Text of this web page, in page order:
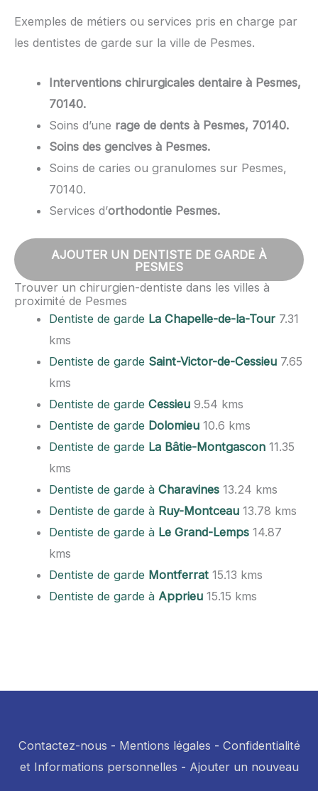
Exemples de métiers ou services pris en charge par
les dentistes de garde sur la ville de Pesmes.
Interventions chirurgicales dentaire à Pesmes,
70140.
Soins d’une rage de dents à Pesmes, 70140.
Soins des gencives à Pesmes.
Soins de caries ou granulomes sur Pesmes,
70140.
Services d’orthodontie Pesmes.
AJOUTER UN DENTISTE DE GARDE À
PESMES
Trouver un chirurgien-dentiste dans les villes à
proximité de Pesmes
Dentiste de garde La Chapelle-de-la-Tour 7.31
kms
Dentiste de garde Saint-Victor-de-Cessieu 7.65
kms
Dentiste de gardeCessieu 9.54 kms
Dentiste de garde Dolomieu 10.6 kms
Dentiste de garde La Bâtie-Montgascon 11.35
kms
Dentiste de garde àCharavines 13.24 kms
Dentiste de garde à Ruy-Montceau 13.78 kms
Dentiste de garde à Le Grand-Lemps 14.87
kms
Dentiste de garde Montferrat 15.13 kms
Dentiste de garde àApprieu 15.15 kms
Contactez-nous - Mentions légales - Confidentialité
et Informations personnelles - Ajouter un nouveau